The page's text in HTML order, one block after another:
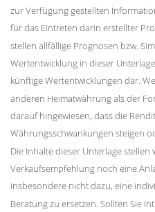
zur Verfügung gestellten
für das Eintreten darin erstellter
stellen allfällige Prognosen bzw.
Wertentwicklung in dieser
künftige Wertentwicklungen dar.
anderen Heimatwährung als der
darauf hingewiesen, dass die
Währungsschwankungen steigen
Die Inhalte dieser Unterlage
Verkaufsempfehlung noch eine
insbesondere nicht dazu, eine
Beratung zu ersetzen. Sollten Sie